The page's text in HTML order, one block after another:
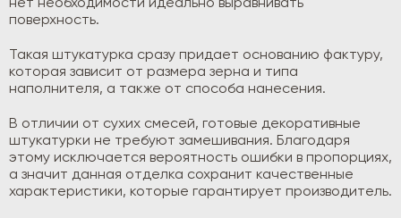
нет необходимости идеально выравнивать
поверхность.
Такая штукатурка сразу придает основанию фактуру,
которая зависит от размера зерна и типа
наполнителя, а также от способа нанесения.
В отличии от сухих смесей, готовые декоративные
штукатурки не требуют замешивания. Благодаря
этому исключается вероятность ошибки в пропорциях,
а значит данная отделка сохранит качественные
характеристики, которые гарантирует производитель.